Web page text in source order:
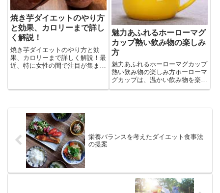
焼き芋ダイエットのやり方
と効果、カロリーまで詳し
く解説！
焼き芋ダイエットのやり方と効
果、カロリーまで詳しく解説！最
近、特に女性の間で注目が集まる
としても人気があり、さらにダイ
魅力あふれるホーローマグ
カップ熱い飲み物の楽しみ
方
魅力あふれるホーローマグカップ
熱い飲み物の楽しみ方ホーローマ
グカップは、温かい飲み物を楽し
むためのアイテムとして、日常生
栄養バランスを考えたダイエット食事法
の提案